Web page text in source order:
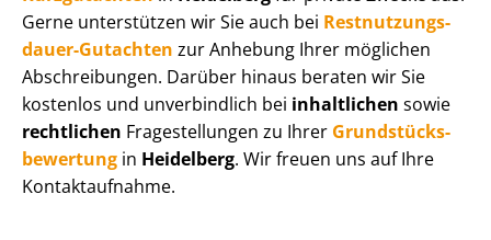
Gerne unterstützen wir Sie auch bei Rest­nut­zungs­
dau­er-Gutachten zur Anhebung Ihrer möglichen
Abschreibungen. Darüber hinaus beraten wir Sie
kostenlos und unverbindlich bei inhaltlichen sowie
rechtlichen Fragestellungen zu Ihrer Grund­stücks­
be­wer­tung in Heidelberg. Wir freuen uns auf Ihre
Kontaktaufnahme.